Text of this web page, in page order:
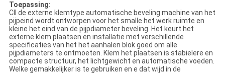
Toepassing:
CII de externe klemtype automatische beveling machine van het
pijpeind wordt ontworpen voor het smalle het werk ruimte en
kleine het eind van de pijpdiameter beveling. Het keurt het
externe klem plaatsen en installatie met verschillende
specificaties van het het aanhalen blok goed om alle
pijpdiameters te ontmoeten. Klem het plaatsen is stabielere en
compacte structuur, het lichtgewicht en automatische voeden.
Welke gemakkelijker is te gebruiken en e dat wijd in de